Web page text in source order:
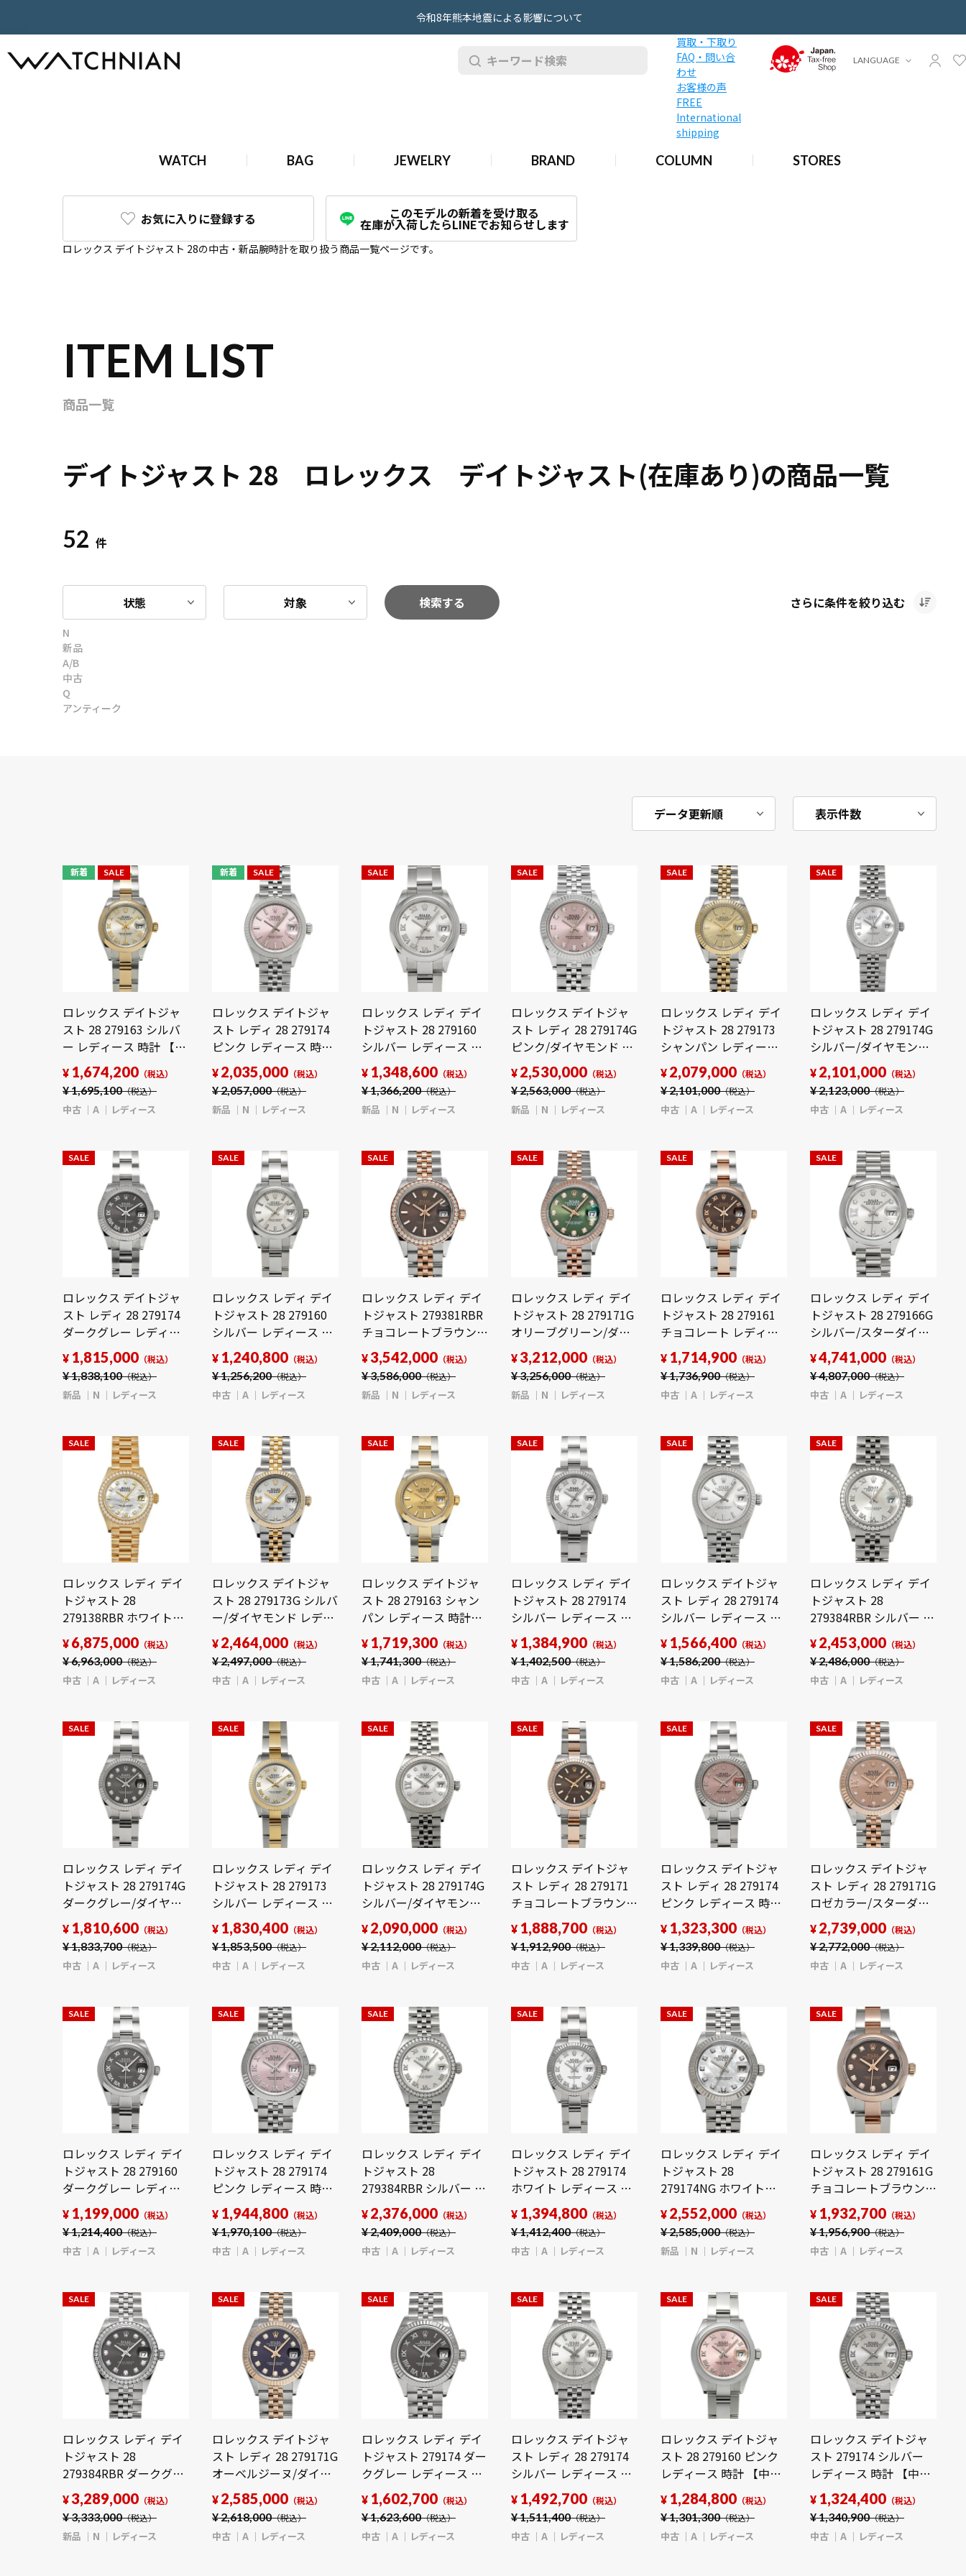
令和8年熊本地震による影響について
買取・下取り
FAQ・問い合
わせ
お客様の声
FREE
International
shipping
WATCH BAG JEWELRY BRAND COLUMN STORES
LANGUAGE
お気に入りに登録する このモデルの新着を受け取る
在庫が入荷したらLINEでお知らせします
ロレックス デイトジャスト 28の中古・新品腕時計を取り扱う商品一覧ページです。
ITEM LIST
商品一覧
デイトジャスト 28 ロレックス デイトジャスト(在庫あり)の商品一覧
52 件
状態 対象 検索する さらに条件を絞り込む
N
新品
A/B
中古
Q
アンティーク
新着 SALE
ロレックス デイトジャ
スト 28 279163 シルバ
ー レディース 時計 【中
古】【wristwatch】
¥1,695,100（税込）
¥ 1,674,200 （税込）
中古 A レディース
新着 SALE
ロレックス デイトジャ
スト レディ 28 279174
ピンク レディース 時計
【新品】
【wristwatch】
¥2,057,000（税込）
¥ 2,035,000 （税込）
新品 N レディース
SALE
ロレックス レディ デイ
トジャスト 28 279160
シルバー レディース 時
計 【新品】
【wristwatch】
¥1,366,200（税込）
¥ 1,348,600 （税込）
新品 N レディース
SALE
ロレックス デイトジャ
スト レディ 28 279174G
ピンク/ダイヤモンド レ
ディース 時計 【新品】
【wristwatch】
¥2,563,000（税込）
¥ 2,530,000 （税込）
新品 N レディース
SALE
ロレックス レディ デイ
トジャスト 28 279173
シャンパン レディース
時計 【中古】
【wristwatch】
¥2,101,000（税込）
¥ 2,079,000 （税込）
中古 A レディース
SALE
ロレックス レディ デイ
トジャスト 28 279174G
シルバー/ダイヤモンド
レディース 時計 【中
古】【wristwatch】
¥2,123,000（税込）
¥ 2,101,000 （税込）
中古 A レディース
SALE
ロレックス デイトジャ
スト レディ 28 279174
ダークグレー レディー
ス 時計 【新品】
【wristwatch】
¥1,838,100（税込）
¥ 1,815,000 （税込）
新品 N レディース
SALE
ロレックス レディ デイ
トジャスト 28 279160
シルバー レディース 時
計 【中古】
【wristwatch】
¥1,256,200（税込）
¥ 1,240,800 （税込）
中古 A レディース
SALE
ロレックス レディ デイ
トジャスト 279381RBR
チョコレートブラウン
レディース 時計 【新
品】【wristwatch】
¥3,586,000（税込）
¥ 3,542,000 （税込）
新品 N レディース
SALE
ロレックス レディ デイ
トジャスト 28 279171G
オリーブグリーン/ダイ
ヤモンド レディース 時
計 【新品】
【wristwatch】
¥3,256,000（税込）
¥ 3,212,000 （税込）
新品 N レディース
SALE
ロレックス レディ デイ
トジャスト 28 279161
チョコレート レディー
ス 時計 【中古】
【wristwatch】
¥1,736,900（税込）
¥ 1,714,900 （税込）
中古 A レディース
SALE
ロレックス レディ デイ
トジャスト 28 279166G
シルバー/スターダイヤ
モンド レディース 時計
【中古】
【wristwatch】
¥4,807,000（税込）
¥4,741,000 （税込）
中古 A レディース
SALE
ロレックス レディ デイ
トジャスト 28
279138RBR ホワイトシ
ェル/ダイヤモンド レデ
ィース 時計 【中古】
【wristwatch】
¥6,963,000（税込）
¥ 6,875,000 （税込）
中古 A レディース
SALE
ロレックス デイトジャ
スト 28 279173G シルバ
ー/ダイヤモンド レディ
ース 時計 【中古】
【wristwatch】
¥2,497,000（税込）
¥ 2,464,000 （税込）
中古 A レディース
SALE
ロレックス デイトジャ
スト 28 279163 シャン
パン レディース 時計
【中古】
【wristwatch】
¥1,741,300（税込）
¥ 1,719,300 （税込）
中古 A レディース
SALE
ロレックス レディ デイ
トジャスト 28 279174
シルバー レディース 時
計 【中古】
【wristwatch】
¥1,402,500（税込）
¥ 1,384,900 （税込）
中古 A レディース
SALE
ロレックス デイトジャ
スト レディ 28 279174
シルバー レディース 時
計 【中古】
【wristwatch】
¥1,586,200（税込）
¥ 1,566,400 （税込）
中古 A レディース
SALE
ロレックス レディ デイ
トジャスト 28
279384RBR シルバー レ
ディース 時計 【中古】
【wristwatch】
¥2,486,000（税込）
¥ 2,453,000 （税込）
中古 A レディース
SALE
ロレックス レディ デイ
トジャスト 28 279174G
ダークグレー/ダイヤモ
ンド レディース 時計
【中古】
【wristwatch】
¥1,833,700（税込）
¥ 1,810,600 （税込）
中古 A レディース
SALE
ロレックス レディ デイ
トジャスト 28 279173
シルバー レディース 時
計 【中古】
【wristwatch】
¥1,853,500（税込）
¥ 1,830,400 （税込）
中古 A レディース
SALE
ロレックス レディ デイ
トジャスト 28 279174G
シルバー/ダイヤモンド
レディース 時計 【中
古】【wristwatch】
¥2,112,000（税込）
¥ 2,090,000 （税込）
中古 A レディース
SALE
ロレックス デイトジャ
スト レディ 28 279171
チョコレートブラウン
レディース 時計 【中
古】【wristwatch】
¥1,912,900（税込）
¥ 1,888,700 （税込）
中古 A レディース
SALE
ロレックス デイトジャ
スト レディ 28 279174
ピンク レディース 時計
【中古】
【wristwatch】
¥1,339,800（税込）
¥ 1,323,300 （税込）
中古 A レディース
SALE
ロレックス デイトジャ
スト レディ 28 279171G
ロゼカラー/スターダイ
ヤモンド レディース 時
計 【中古】
【wristwatch】
¥2,772,000（税込）
¥ 2,739,000 （税込）
中古 A レディース
SALE
ロレックス レディ デイ
トジャスト 28 279160
ダークグレー レディー
ス 時計 【中古】
【wristwatch】
¥1,214,400（税込）
¥ 1,199,000 （税込）
中古 A レディース
SALE
ロレックス レディ デイ
トジャスト 28 279174
ピンク レディース 時計
【中古】
【wristwatch】
¥1,970,100（税込）
¥ 1,944,800 （税込）
中古 A レディース
SALE
ロレックス レディ デイ
トジャスト 28
279384RBR シルバー レ
ディース 時計 【中古】
【wristwatch】
¥2,409,000（税込）
¥ 2,376,000 （税込）
中古 A レディース
SALE
ロレックス レディ デイ
トジャスト 28 279174
ホワイト レディース 時
計 【中古】
【wristwatch】
¥1,412,400（税込）
¥ 1,394,800 （税込）
中古 A レディース
SALE
ロレックス レディ デイ
トジャスト 28
279174NG ホワイトシ
ェル/ダイヤモンド レデ
ィース 時計 【新品】
【wristwatch】
¥2,585,000（税込）
¥ 2,552,000 （税込）
新品 N レディース
SALE
ロレックス レディ デイ
トジャスト 28 279161G
チョコレートブラウン/
ダイヤモンド レディー
ス 時計 【中古】
【wristwatch】
¥1,956,900（税込）
¥ 1,932,700 （税込）
中古 A レディース
SALE
ロレックス レディ デイ
トジャスト 28
279384RBR ダークグレ
ー/ダイヤモンド レディ
ース 時計 【新品】
【wristwatch】
¥3,333,000（税込）
¥ 3,289,000 （税込）
新品 N レディース
SALE
ロレックス デイトジャ
スト レディ 28 279171G
オーベルジーヌ/ダイヤ
モンド レディース 時計
【中古】
【wristwatch】
¥2,618,000（税込）
¥ 2,585,000 （税込）
中古 A レディース
SALE
ロレックス レディ デイ
トジャスト 279174 ダー
クグレー レディース 時
計 【中古】
【wristwatch】
¥1,623,600（税込）
¥ 1,602,700 （税込）
中古 A レディース
SALE
ロレックス デイトジャ
スト レディ 28 279174
シルバー レディース 時
計 【中古】
【wristwatch】
¥1,511,400（税込）
¥ 1,492,700 （税込）
中古 A レディース
SALE
ロレックス デイトジャ
スト 28 279160 ピンク
レディース 時計 【中
古】【wristwatch】
¥1,301,300（税込）
¥ 1,284,800 （税込）
中古 A レディース
SALE
ロレックス デイトジャ
スト 279174 シルバー
レディース 時計 【中
古】【wristwatch】
¥1,340,900（税込）
¥ 1,324,400 （税込）
中古 A レディース